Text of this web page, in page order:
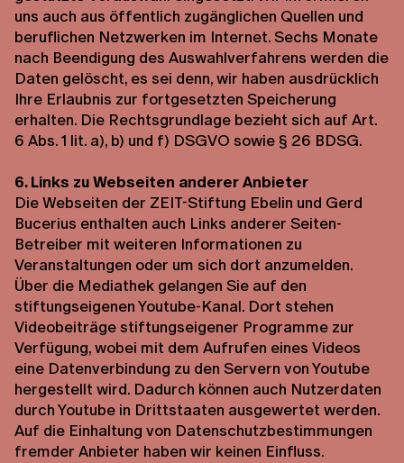
uns auch aus öffentlich zugänglichen Quellen und
beruflichen Netzwerken im Internet. Sechs Monate
nach Beendigung des Auswahlverfahrens werden die
Daten gelöscht, es sei denn, wir haben ausdrücklich
Ihre Erlaubnis zur fortgesetzten Speicherung
erhalten. Die Rechtsgrundlage bezieht sich auf Art.
6 Abs. 1 lit. a), b) und f) DSGVO sowie § 26 BDSG.
6. Links zu Webseiten anderer Anbieter
Die Webseiten der ZEIT-Stiftung Ebelin und Gerd
Bucerius enthalten auch Links anderer Seiten-
Betreiber mit weiteren Informationen zu
Veranstaltungen oder um sich dort anzumelden.
Über die Mediathek gelangen Sie auf den
stiftungseigenen Youtube-Kanal. Dort stehen
Videobeiträge stiftungseigener Programme zur
Verfügung, wobei mit dem Aufrufen eines Videos
eine Datenverbindung zu den Servern von Youtube
hergestellt wird. Dadurch können auch Nutzerdaten
durch Youtube in Drittstaaten ausgewertet werden.
Auf die Einhaltung von Datenschutzbestimmungen
fremder Anbieter haben wir keinen Einfluss.